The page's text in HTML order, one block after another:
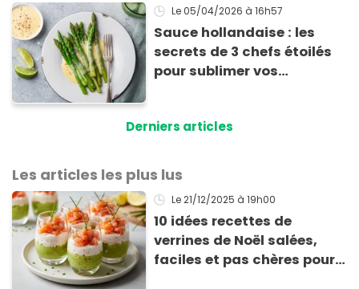
Le 05/04/2026 à 16h57
Sauce hollandaise : les
secrets de 3 chefs étoilés
pour sublimer vos
Derniers articles
Les articles les plus lus
Le 21/12/2025 à 19h00
10 idées recettes de
verrines de Noël salées,
faciles et pas chères pour